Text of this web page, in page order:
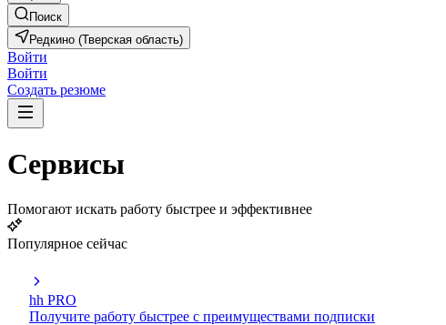
Поиск
Редкино (Тверская область)
Войти
Войти
Создать резюме
Сервисы
Помогают искать работу быстрее и эффективнее
Популярное сейчас
hh PRO
Получите работу быстрее с преимуществами подписки